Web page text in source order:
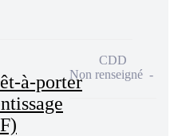
à-porter
CDD
Non renseigné